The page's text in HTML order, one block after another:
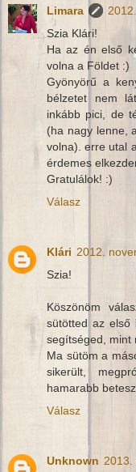
Limara
Szia Klári!
Ha az én első
volna a Földet :)
Gyönyörű a
bélzetet nem
inkább pici, de
(ha nagy lenne,
volna). erre utal
érdemes
Gratulálok! :)
Válasz
Klári 2012.
Szia!
Köszönöm
sütötted az első
segítséged, mint
Ma sütöm a
sikerült,
hamarabb
Válasz
Unknown 2013.